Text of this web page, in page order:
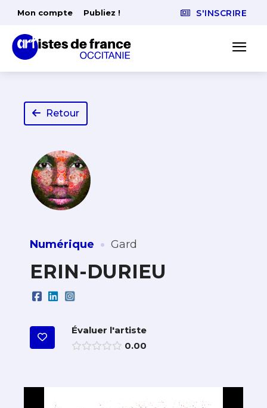
Mon compte Publiez ! S'INSCRIRE
Retour
Numérique · Gard
ERIN-DURIEU
Évaluer l'artiste
0.00